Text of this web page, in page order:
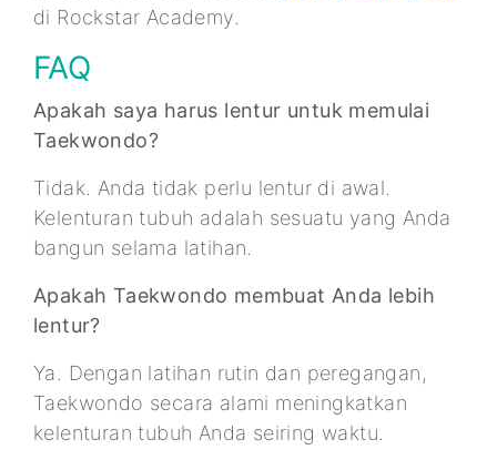
di Rockstar Academy.
FAQ
Apakah saya harus lentur untuk memulai
Taekwondo?
Tidak. Anda tidak perlu lentur di awal.
Kelenturan tubuh adalah sesuatu yang Anda
bangun selama latihan.
Apakah Taekwondo membuat Anda lebih
lentur?
Ya. Dengan latihan rutin dan peregangan,
Taekwondo secara alami meningkatkan
kelenturan tubuh Anda seiring waktu.